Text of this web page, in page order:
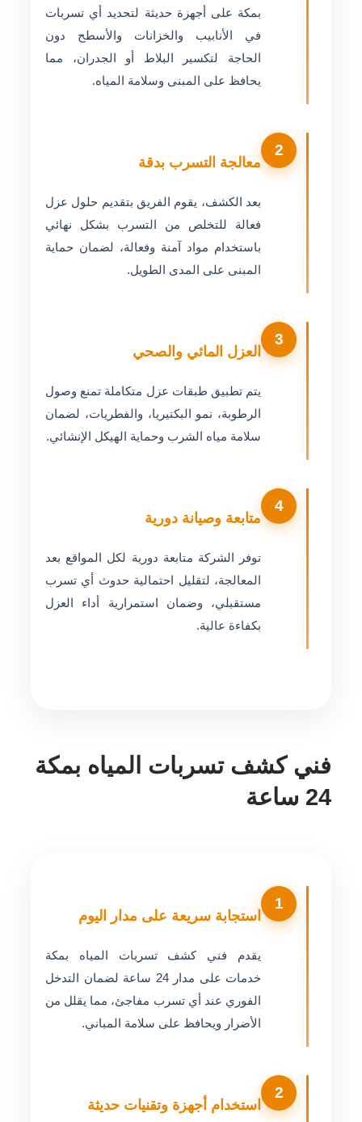
بمكة على أجهزة حديثة لتحديد أي تسربات
في الأنابيب والخزانات والأسطح دون
الحاجة لتكسير البلاط أو الجدران، مما
يحافظ على المبنى وسلامة المياه.
معالجة التسرب بدقة
بعد الكشف، يقوم الفريق بتقديم حلول عزل
فعالة للتخلص من التسرب بشكل نهائي
باستخدام مواد آمنة وفعالة، لضمان حماية
المبنى على المدى الطويل.
العزل المائي والصحي
يتم تطبيق طبقات عزل متكاملة تمنع وصول
الرطوبة، نمو البكتيريا، والفطريات، لضمان
سلامة مياه الشرب وحماية الهيكل الإنشائي.
4
متابعة وصيانة دورية
توفر الشركة متابعة دورية لكل المواقع بعد
المعالجة، لتقليل احتمالية حدوث أي تسرب
مستقبلي، وضمان استمرارية أداء العزل
بكفاءة عالية.
فني كشف تسربات المياه بمكة
24 ساعة
استجابة سريعة على مدار اليوم
يقدم فني كشف تسربات المياه بمكة
خدمات على مدار 24 ساعة لضمان التدخل
الفوري عند أي تسرب مفاجئ، مما يقلل من
الأضرار ويحافظ على سلامة المباني.
استخدام أجهزة وتقنيات حديثة